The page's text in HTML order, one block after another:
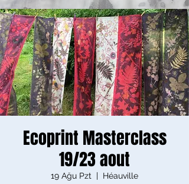
Ecoprint Masterclass
19/23 aout
19 Ağu Pzt
  |
Héauville